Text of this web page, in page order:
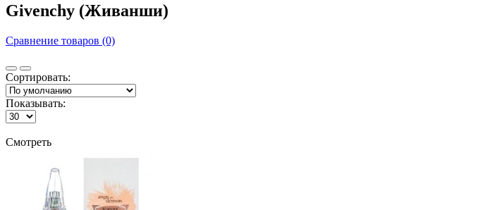
Givenchy (Живанши)
Сравнение товаров (0)
Сортировать:
Показывать:
Смотреть